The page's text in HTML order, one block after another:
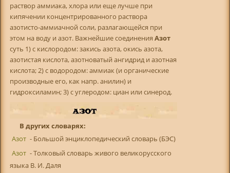
раствор аммиака, хлора или еще лучше при
кипячении концентрированного раствора
азотисто-аммиачной соли, разлагающейся при
этом на воду и азот. Важнейшие соединения Азот
суть 1) с кислородом: закись азота, окись азота,
азотистая кислота, азотноватый ангидрид и азотная
кислота; 2) с водородом: аммиак (и органические
производные его, как напр. анилин) и
гидроксиламин; 3) с углеродом: циан или синерод.
В других словарях:
Азот - Большой энциклопедический словарь (БЭС)
Азот - Толковый словарь живого великорусского
языка В. И. Даля